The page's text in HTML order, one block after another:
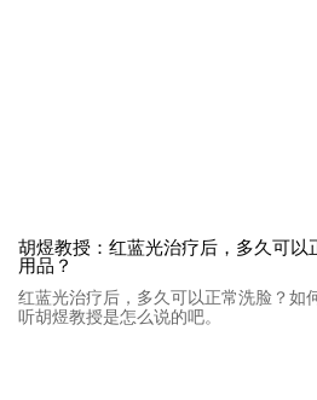
胡煜教授：红蓝光治疗后，多久可以
用品？
红蓝光治疗后，多久可以正常洗脸？如
听胡煜教授是怎么说的吧。